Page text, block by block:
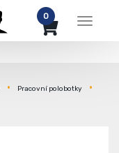
Menu
0
Pracovní polobotky